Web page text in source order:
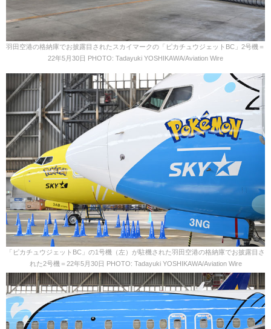
羽田空港の格納庫でお披露目されたスカイマークの「ピカチュウジェットBC」2号機＝
22年5月30日 PHOTO: Tadayuki YOSHIKAWA/Aviation Wire
「ピカチュウジェットBC」の1号機（左）が駐機された羽田空港の格納庫でお披露目さ
れた2号機＝22年5月30日 PHOTO: Tadayuki YOSHIKAWA/Aviation Wire